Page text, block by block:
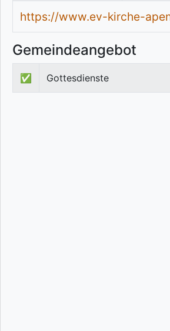
https://www.ev-kirche-
Gemeindeangebot
✅ Gottesdienste